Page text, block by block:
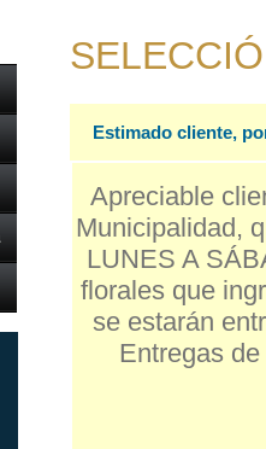
Estimado cliente,
Apreciable
Municipalidad,
LUNES A
florales que
se estarán
Entregas